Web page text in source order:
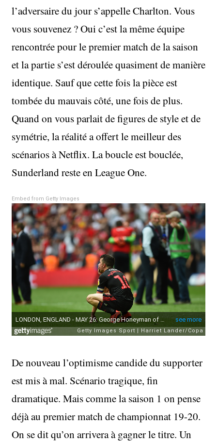
l’adversaire du jour s’appelle Charlton. Vous
vous souvenez ? Oui c’est la même équipe
rencontrée pour le premier match de la saison
et la partie s’est déroulée quasiment de manière
identique. Sauf que cette fois la pièce est
tombée du mauvais côté, une fois de plus.
Quand on vous parlait de figures de style et de
symétrie, la réalité a offert le meilleur des
scénarios à Netflix. La boucle est bouclée,
Sunderland reste en League One.
Embed from Getty Images
De nouveau l’optimisme candide du supporter
est mis à mal. Scénario tragique, fin
dramatique. Mais comme la saison 1 on pense
déjà au premier match de championnat 19-20.
On se dit qu’on arrivera à gagner le titre. Un